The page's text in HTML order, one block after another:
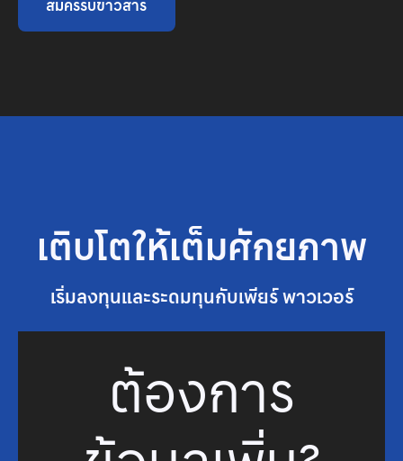
เติบโตให้เต็มศักยภาพ
เริ่มลงทุนและระดมทุนกับเพียร์ พาวเวอร์
ต้องการ